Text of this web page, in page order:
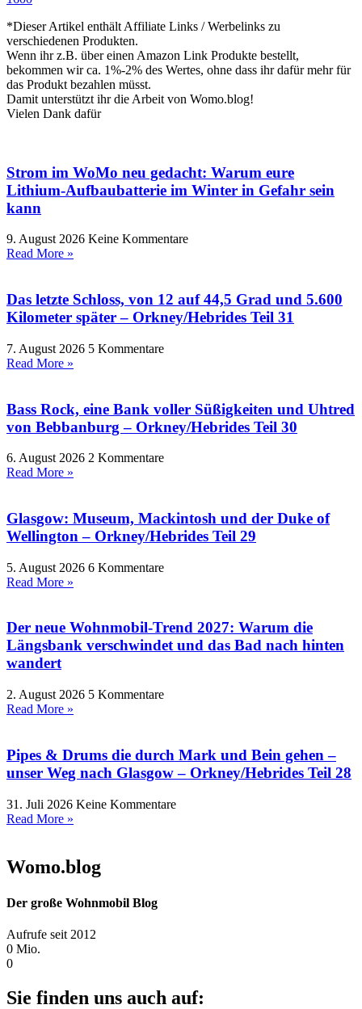
*Dieser Artikel enthält Affiliate Links / Werbelinks zu
verschiedenen Produkten.
Wenn ihr z.B. über einen Amazon Link Produkte bestellt,
bekommen wir ca. 1%-2% des Wertes, ohne dass ihr dafür mehr für
das Produkt bezahlen müsst.
Damit unterstützt ihr die Arbeit von Womo.blog!
Vielen Dank dafür
Strom im WoMo neu gedacht: Warum eure
Lithium-Aufbaubatterie im Winter in Gefahr sein
kann
9. August 2026 Keine Kommentare
Read More »
Das letzte Schloss, von 12 auf 44,5 Grad und 5.600
Kilometer später – Orkney/Hebrides Teil 31
7. August 2026 5 Kommentare
Read More »
Bass Rock, eine Bank voller Süßigkeiten und Uhtred
von Bebbanburg – Orkney/Hebrides Teil 30
6. August 2026 2 Kommentare
Read More »
Glasgow: Museum, Mackintosh und der Duke of
Wellington – Orkney/Hebrides Teil 29
5. August 2026 6 Kommentare
Read More »
Der neue Wohnmobil-Trend 2027: Warum die
Längsbank verschwindet und das Bad nach hinten
wandert
2. August 2026 5 Kommentare
Read More »
Pipes & Drums die durch Mark und Bein gehen –
unser Weg nach Glasgow – Orkney/Hebrides Teil 28
31. Juli 2026 Keine Kommentare
Read More »
Womo.blog
Der große Wohnmobil Blog​
Aufrufe seit 2012
0 Mio.
0
Sie finden uns auch auf: